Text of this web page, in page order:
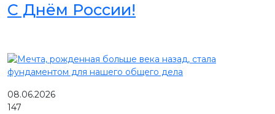
С Днём России!
08.06.2026
147